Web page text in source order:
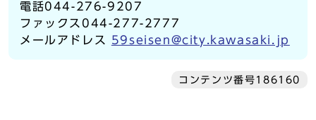
電話044-276-9207
ファックス044-277-2777
メールアドレス 59seisen@city.kawasaki.jp
コンテンツ番号186160